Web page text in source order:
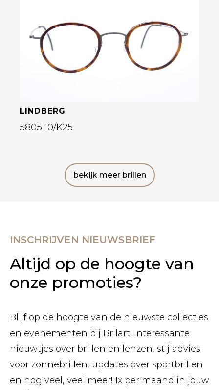
LINDBERG
5805 10/K25
bekijk meer brillen
INSCHRIJVEN NIEUWSBRIEF
Altijd op de hoogte van
onze promoties?
Blijf op de hoogte van de nieuwste collecties
en evenementen bij Brilart. Interessante
nieuwtjes over brillen en lenzen, stijladvies
voor zonnebrillen, updates over sportbrillen
en nog veel, veel meer! 1x per maand in jouw